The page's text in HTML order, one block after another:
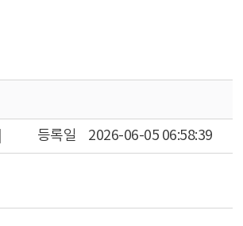
등록일 2026-06-05 06:58:39